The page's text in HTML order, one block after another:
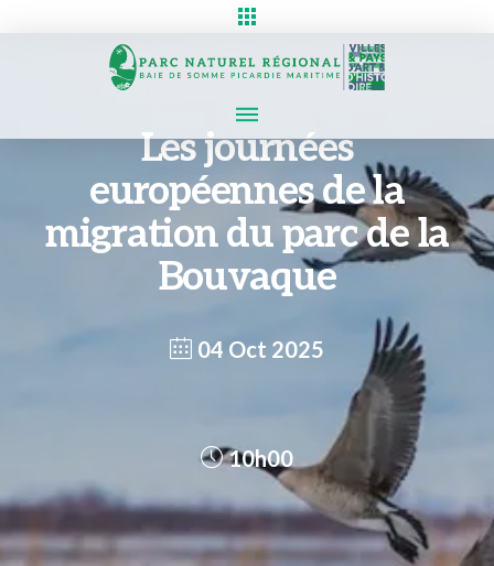
Les journées
européennes de la
migration du parc de la
Bouvaque
04 Oct 2025
10h00